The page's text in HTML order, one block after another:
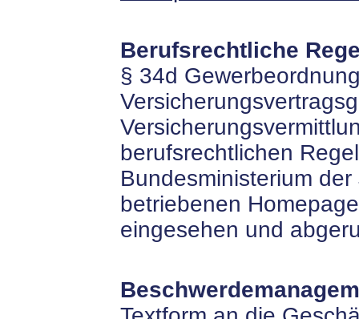
Berufsrechtliche
§ 34d
berufsrechtlichen
Bundesministerium
betriebenen
eingesehen und